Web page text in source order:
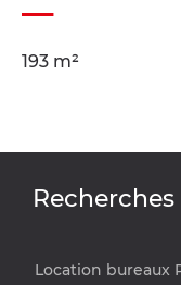
193 m²
Location bureaux